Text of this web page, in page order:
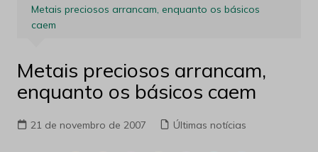
Metais preciosos arrancam, enquanto os básicos
caem
Metais preciosos arrancam,
enquanto os básicos caem
21 de novembro de 2007 Últimas notícias